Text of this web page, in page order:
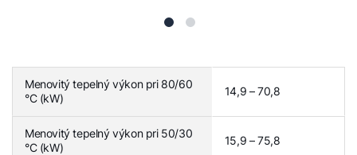
Menovitý tepelný výkon pri 80/60
°C (kW)
14,9 – 70,8
Menovitý tepelný výkon pri 50/30
°C (kW)
15,9 – 75,8